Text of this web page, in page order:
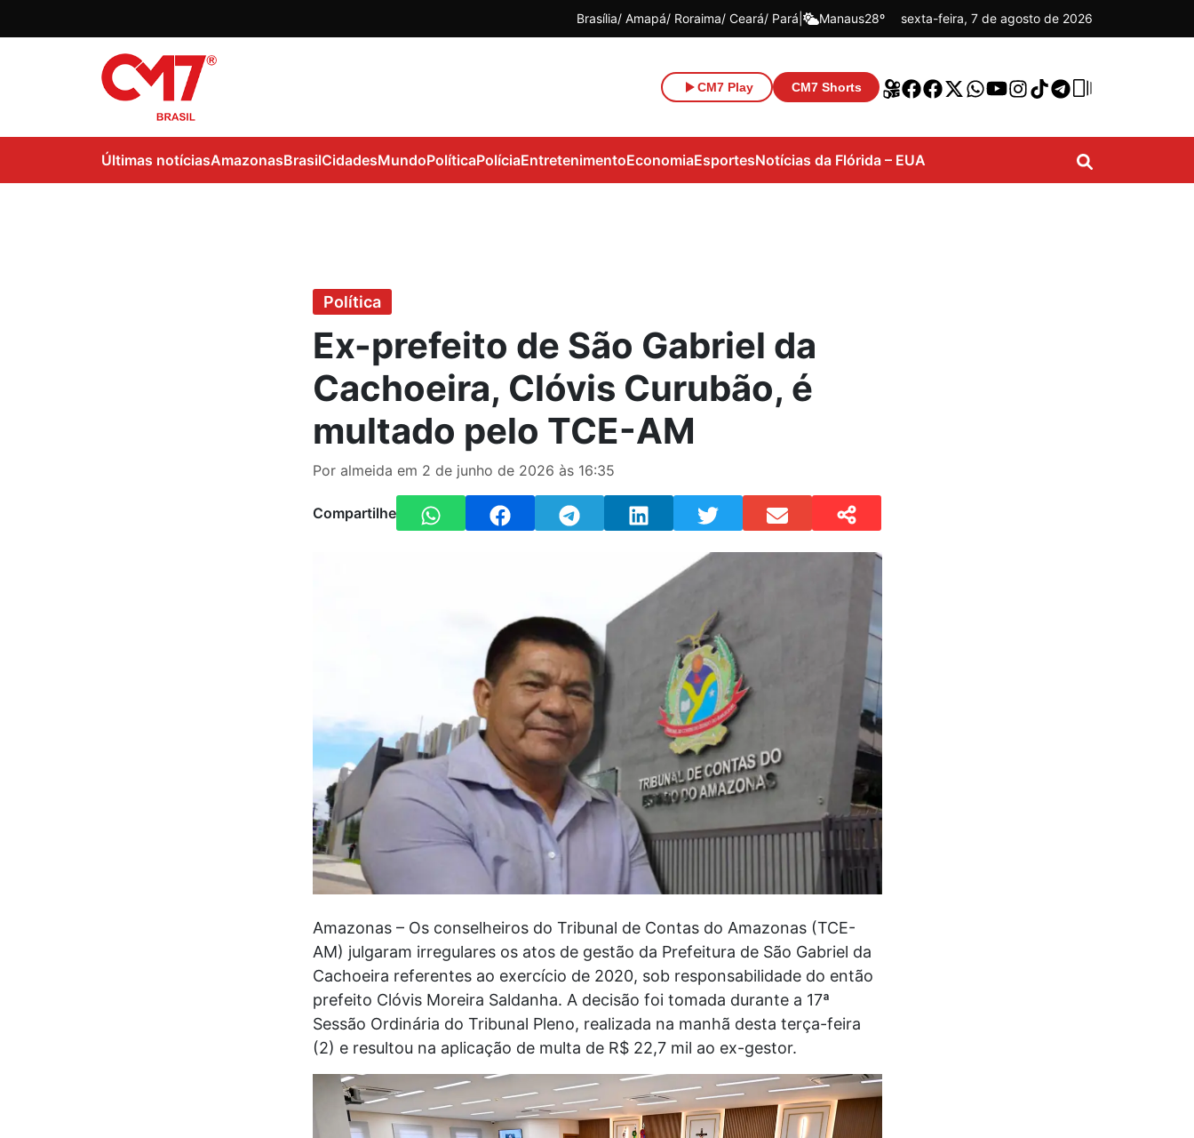
Brasília Amapá Roraima Ceará Pará Manaus28º sexta-feira, 7 de agosto de 2026
CM7 Play CM7 Shorts
Últimas notíciasAmazonasBrasilCidadesMundoPolíticaPolíciaEntretenimentoEconomiaEsportesNotícias da Flórida – EUA
Política
Ex-prefeito de São Gabriel da
Cachoeira, Clóvis Curubão, é
multado pelo TCE-AM
Por almeida em 2 de junho de 2026 às 16:35
Compartilhe
Amazonas – Os conselheiros do Tribunal de Contas do Amazonas (TCE-
AM) julgaram irregulares os atos de gestão da Prefeitura de São Gabriel da
Cachoeira referentes ao exercício de 2020, sob responsabilidade do então
prefeito Clóvis Moreira Saldanha. A decisão foi tomada durante a 17ª
Sessão Ordinária do Tribunal Pleno, realizada na manhã desta terça-feira
(2) e resultou na aplicação de multa de R$ 22,7 mil ao ex-gestor.